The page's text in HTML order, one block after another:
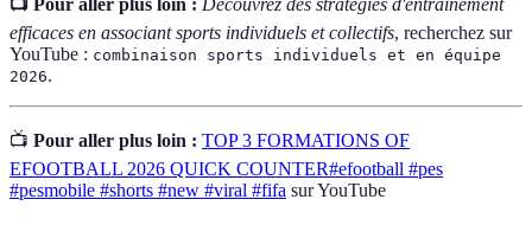
📺 Pour aller plus loin : Découvrez des stratégies d'entraînement
efficaces en associant sports individuels et collectifs, recherchez sur
YouTube : combinaison sports individuels et en équipe
2026.
📺 Pour aller plus loin : TOP 3 FORMATIONS OF
EFOOTBALL 2026 QUICK COUNTER#efootball #pes
#pesmobile #shorts #new #viral #fifa sur YouTube